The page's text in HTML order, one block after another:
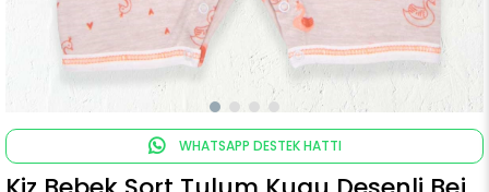
WHATSAPP DESTEK HATTI